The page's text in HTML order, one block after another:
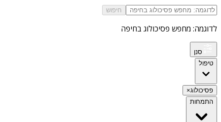
חיפוש
לדוגמה: מחפש פסיכולוג בחיפה
סנן
טיפול
פסיכולוג×
התמחות